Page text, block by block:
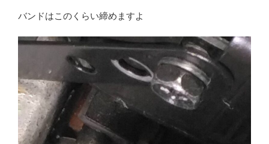
バンドはこのくらい締めますよ